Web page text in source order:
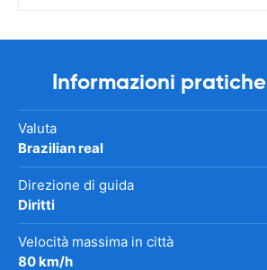
Informazioni pratiche
Valuta
Brazilian real
Direzione di guida
Diritti
Velocità massima in città
80 km/h